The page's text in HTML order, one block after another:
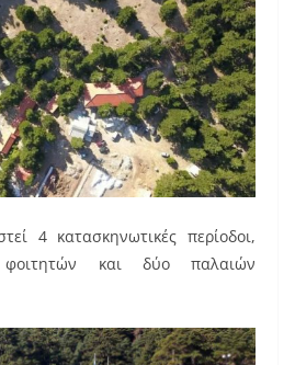
4 κατασκηνωτικές περίοδοι,
φοιτητών και δύο παλαιών